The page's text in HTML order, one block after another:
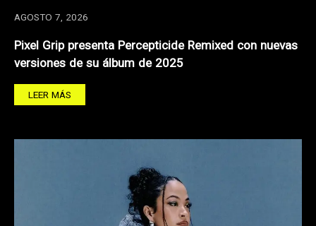
AGOSTO 7, 2026
Pixel Grip presenta Percepticide Remixed con nuevas
versiones de su álbum de 2025
LEER MÁS